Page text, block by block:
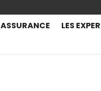
ASSURANCE LES